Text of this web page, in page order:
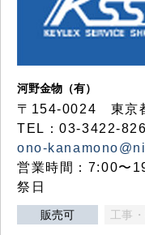
河野金物（有）
〒154-0024 東京
TEL：03-3422-
ono-
営業時間：7:00〜
祭日
販売可 工事